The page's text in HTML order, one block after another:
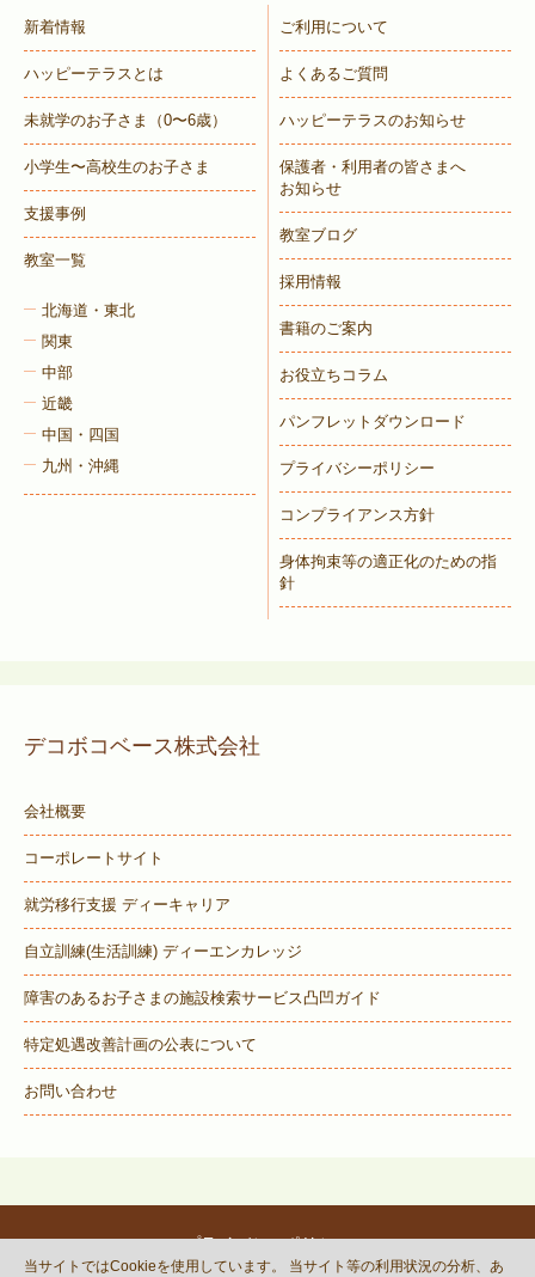
新着情報
ハッピーテラスとは
未就学のお子さま （0〜6歳）
小学生〜高校生のお子さま
支援事例
教室一覧
北海道・東北
関東
中部
近畿
中国・四国
九州・沖縄
ご利用について
よくあるご質問
ハッピーテラスのお知らせ
保護者・利用者の皆さまへ
お知らせ
教室ブログ
採用情報
書籍のご案内
お役立ちコラム
パンフレットダウンロード
プライバシーポリシー
コンプライアンス方針
身体拘束等の適正化のための指
針
デコボコベース株式会社
会社概要
コーポレートサイト
就労移行支援 ディーキャリア
自立訓練(生活訓練) ディーエンカレッジ
障害のあるお子さまの施設検索サービス凸凹ガイド
特定処遇改善計画の公表について
お問い合わせ
プライバシーポリシー
当サイトではCookieを使用しています。 当サイト等の利用状況の分析、あ